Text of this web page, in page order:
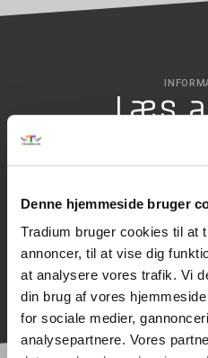
Denne hjemmeside bruger
Tradium bruger cookies til at
annoncer, til at vise dig
at analysere vores trafik. Vi
din brug af vores
for sociale medier,
analysepartnere. Vores
Læs
SØG